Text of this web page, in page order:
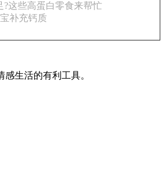
?这些高蛋白零食来帮忙
补充钙质
生活的有利工具。